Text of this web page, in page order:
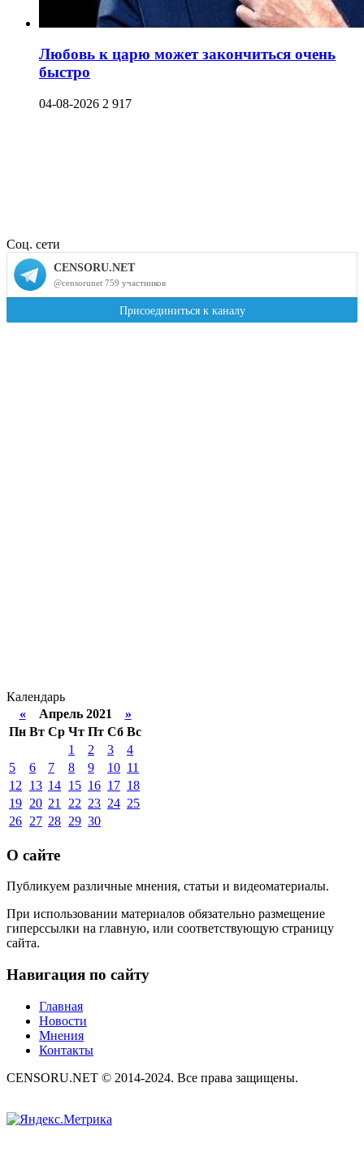
Любовь к царю может закончиться очень
быстро
04-08-2026 2 917
Соц. сети
Календарь
«Апрель 2021 »
Пн Вт Ср Чт Пт Сб Вс
1
2 3
4
5
6 7 8 9 10 11
12
13 14 15 16 17 18
19 20 21 22 23 24 25
26 27 28 29 30
О сайте
Публикуем различные мнения, статьи и видеоматериалы.
При использовании материалов обязательно размещение
гиперссылки на главную, или соответствующую страницу
сайта.
Навигация по сайту
Главная
Новости
Мнения
Контакты
CENSORU.NET © 2014-2024. Все права защищены.